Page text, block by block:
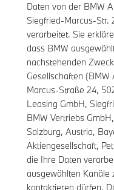
Daten von der BMW
Siegfried-Marcus-Str.
verarbeitet. Sie
dass BMW
nachstehenden
Gesellschaften
Marcus-Straße 24,
Leasing GmbH,
BMW Vertriebs
Salzburg, Austria,
Aktiengesellschaft,
die Ihre Daten
ausgewählten Kanäle
kontaktieren dürfen.